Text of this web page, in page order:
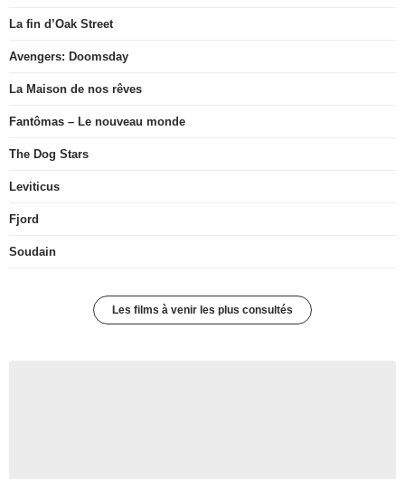
La fin d’Oak Street
Avengers: Doomsday
La Maison de nos rêves
Fantômas – Le nouveau monde
The Dog Stars
Leviticus
Fjord
Soudain
Les films à venir les plus consultés